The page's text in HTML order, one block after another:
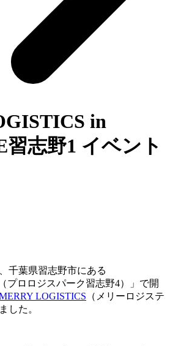
in
習志野1 イベント
千葉県習志野市にある
プロロジスパーク習志野4）」で開
LOGISTICS （メリーロジステ
した。